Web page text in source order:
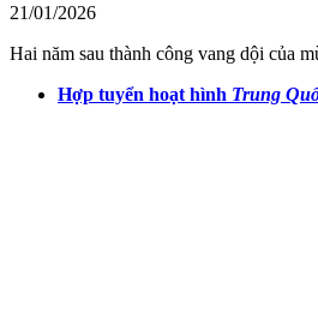
21/01/2026
Hai năm sau thành công vang dội của
Hợp tuyển hoạt hình Trung